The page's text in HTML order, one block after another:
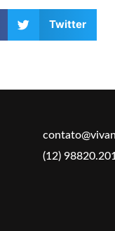
Twitter
(12)